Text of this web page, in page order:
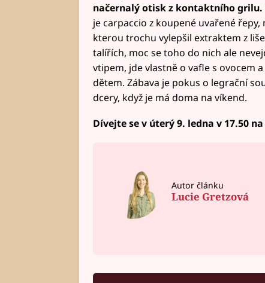
načernalý otisk z kontaktního grilu.
je carpaccio z koupené uvařené
kterou trochu vylepšil extraktem z
talířích, moc se toho do nich ale
vtipem, jde vlastně o vafle s ovocem
dětem. Zábava je pokus o legrační
dcery, když je má doma na víkend.
Dívejte se v úterý 9. ledna v 17.50
Autor článku
Lucie Gretzová